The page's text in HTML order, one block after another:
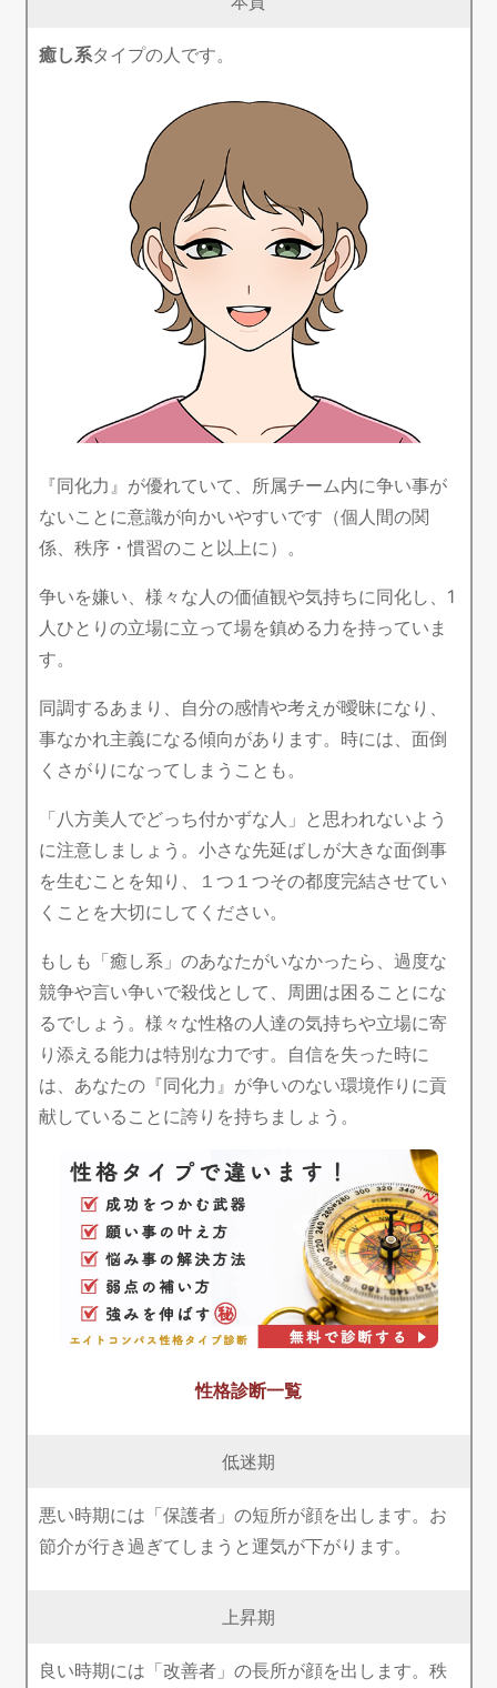
癒し系タイプの人です。
『同化力』が優れていて、所属チーム内に争い事が
ないことに意識が向かいやすいです（個人間の関
係、秩序・慣習のこと以上に）。
争いを嫌い、様々な人の価値観や気持ちに同化し、1
人ひとりの立場に立って場を鎮める力を持っていま
す。
同調するあまり、自分の感情や考えが曖昧になり、
事なかれ主義になる傾向があります。時には、面倒
くさがりになってしまうことも。
「八方美人でどっち付かずな人」と思われないよう
に注意しましょう。小さな先延ばしが大きな面倒事
を生むことを知り、１つ１つその都度完結させてい
くことを大切にしてください。
もしも「癒し系」のあなたがいなかったら、過度な
競争や言い争いで殺伐として、周囲は困ることにな
るでしょう。様々な性格の人達の気持ちや立場に寄
り添える能力は特別な力です。自信を失った時に
は、あなたの『同化力』が争いのない環境作りに貢
献していることに誇りを持ちましょう。
性格診断一覧
低迷期
悪い時期には「保護者」の短所が顔を出します。お
節介が行き過ぎてしまうと運気が下がります。
上昇期
良い時期には「改善者」の長所が顔を出します。秩